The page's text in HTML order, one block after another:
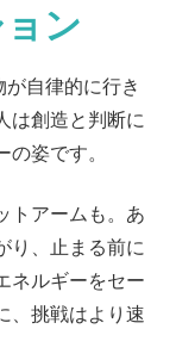
ン
が自律的に行き
は創造と判断に
姿です。
アームも。 あ
、
止まる前に
ネルギーをセー
、挑戦はより速